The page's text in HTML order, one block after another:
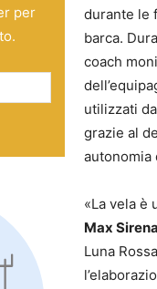
per
durante le
barca.
coach
utilizzati
grazie al
autonomia
«La vela è
Max Sirena
Luna